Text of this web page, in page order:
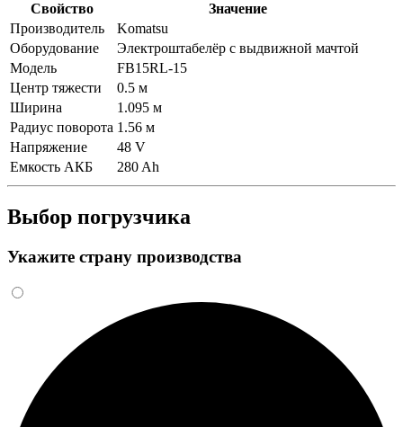
Свойство
Значение
Производитель
Komatsu
Оборудование
Электроштабелёр с выдвижной мачтой
Модель
FB15RL-15
Центр тяжести
0.5 м
Ширина
1.095 м
Радиус поворота 1.56 м
Напряжение
48 V
Емкость АКБ
280 Ah
Выбор погрузчика
Укажите страну производства